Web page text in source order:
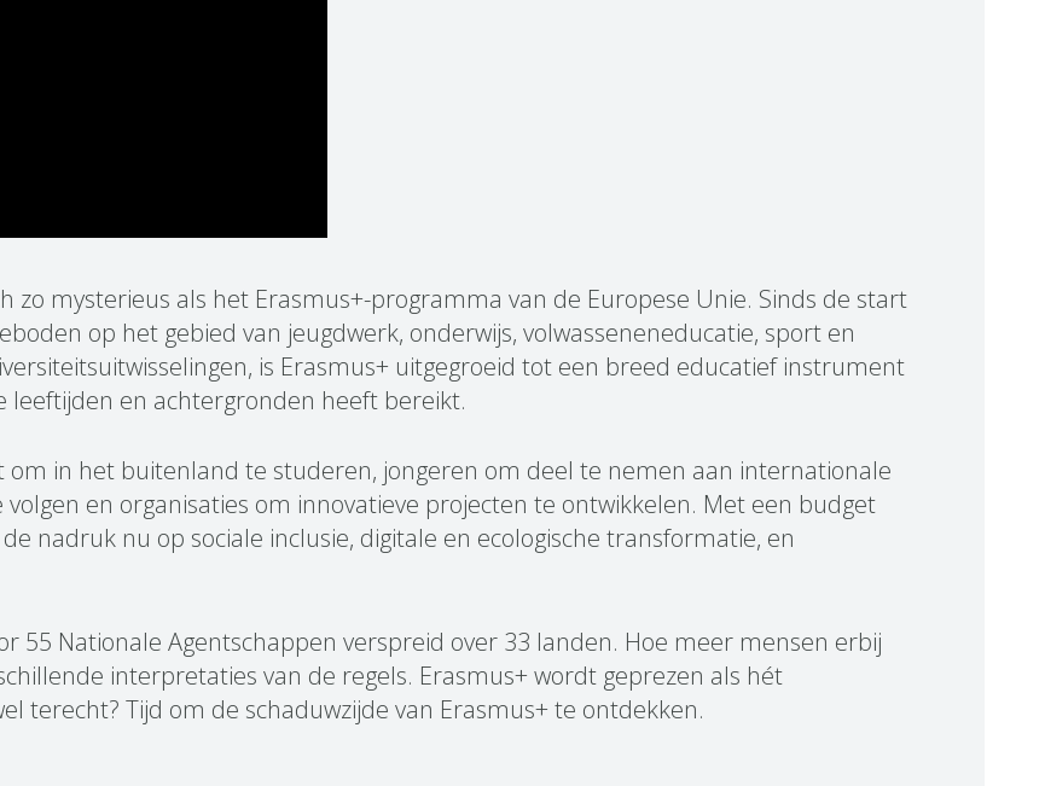
zo mysterieus als het Erasmus+-programma van de Europese Unie. Sinds de start
op het gebied van jeugdwerk, onderwijs, volwasseneneducatie, sport en
is Erasmus+ uitgegroeid tot een breed educatief instrument
en achtergronden heeft bereikt.
in het buitenland te studeren, jongeren om deel te nemen aan internationale
en organisaties om innovatieve projecten te ontwikkelen. Met een budget
nadruk nu op sociale inclusie, digitale en ecologische transformatie, en
55 Nationale Agentschappen verspreid over 33 landen. Hoe meer mensen erbij
interpretaties van de regels. Erasmus+ wordt geprezen als hét
terecht? Tijd om de schaduwzijde van Erasmus+ te ontdekken.